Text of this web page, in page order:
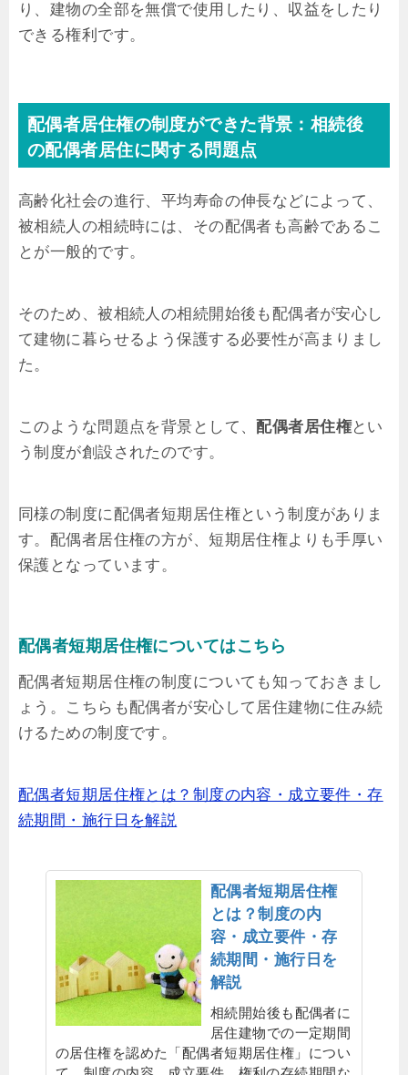
り、建物の全部を無償で使用したり、収益をしたり
できる権利です。
配偶者居住権の制度ができた背景：相続後
の配偶者居住に関する問題点
高齢化社会の進行、平均寿命の伸長などによって、
被相続人の相続時には、その配偶者も高齢であるこ
とが一般的です。
そのため、被相続人の相続開始後も配偶者が安心し
て建物に暮らせるよう保護する必要性が高まりまし
た。
このような問題点を背景として、 配偶者居住権とい
う制度が創設されたのです。
同様の制度に配偶者短期居住権という制度がありま
す。配偶者居住権の方が、短期居住権よりも手厚い
保護となっています。
配偶者短期居住権についてはこちら
配偶者短期居住権の制度についても知っておきまし
ょう。こちらも配偶者が安心して居住建物に住み続
けるための制度です。
配偶者短期居住権とは？制度の内容・成立要件・存
続期間・施行日を解説
配偶者短期居住権
とは？制度の内
容・成立要件・存
続期間・施行日を
解説
相続開始後も配偶者に
居住建物での一定期間
の居住権を認めた「配偶者短期居住権」につい